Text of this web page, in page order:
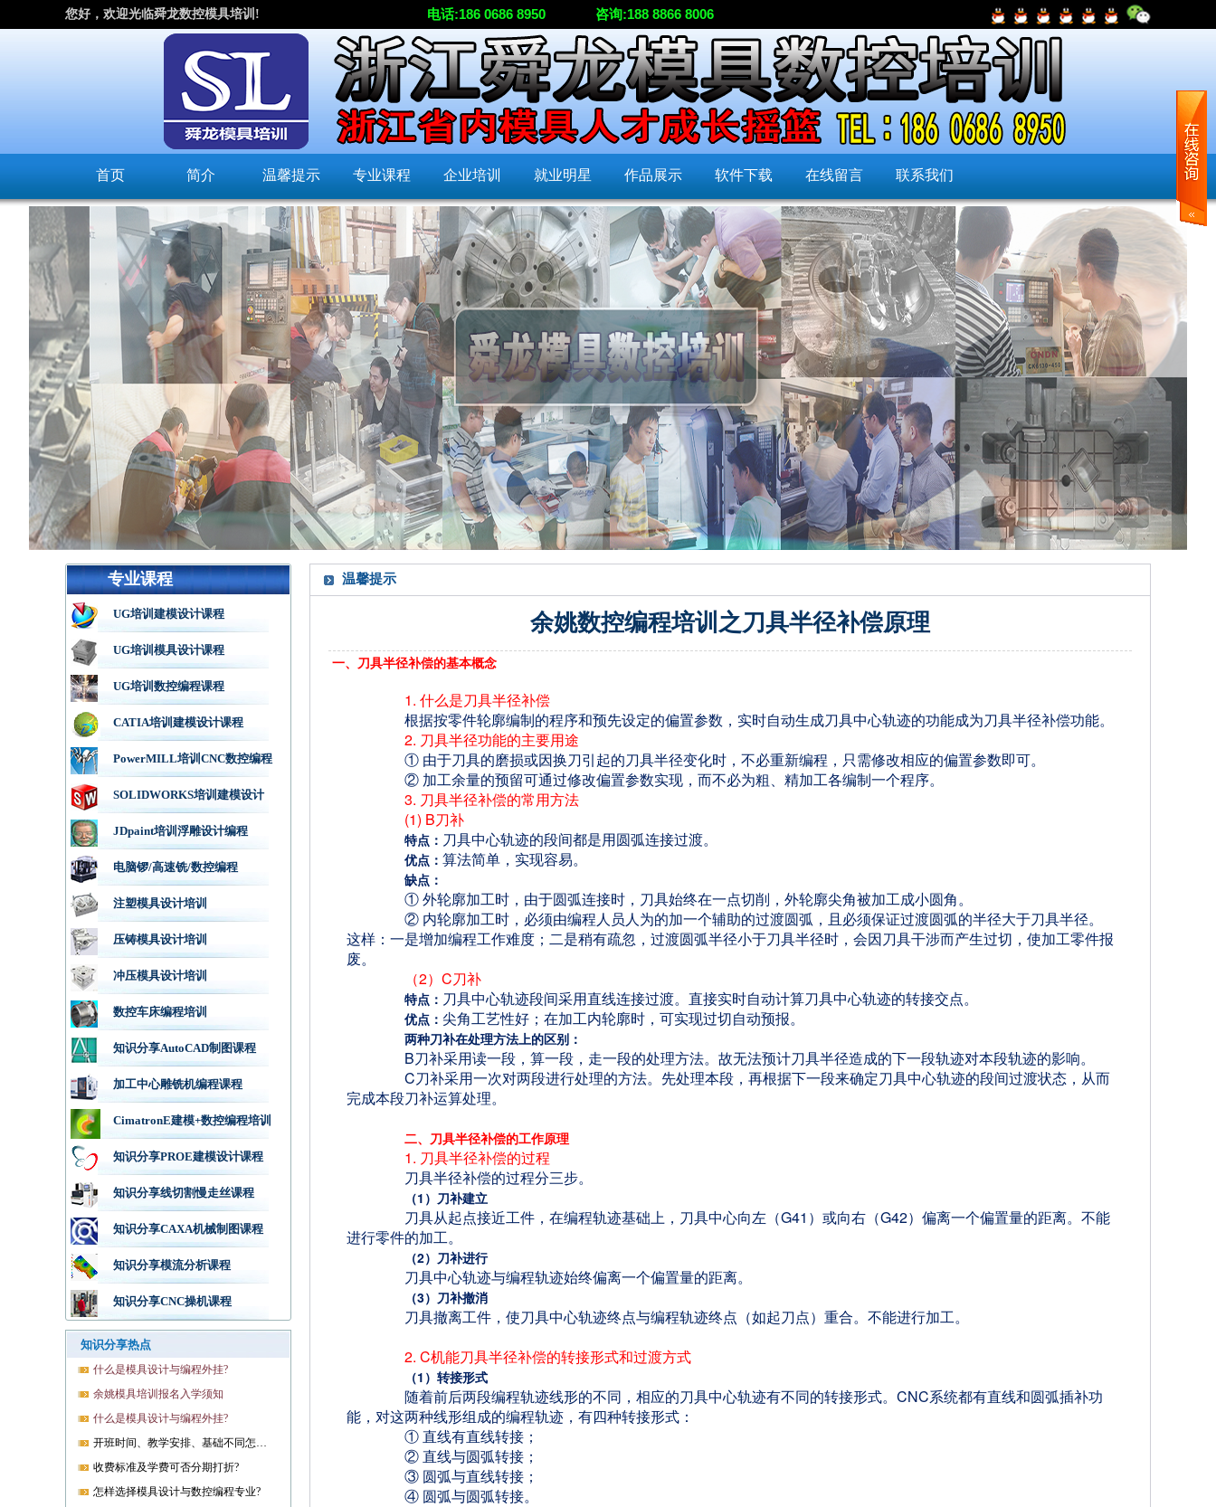
您好，欢迎光临舜龙数控模具培训! 电话:186 0686 8950 咨询:188 8866 8006
首页 简介 温馨提示 专业课程 企业培训 就业明星 作品展示 软件下载 在线留言 联系我们
专业课程
UG培训建模设计课程
UG培训模具设计课程
UG培训数控编程课程
CATIA培训建模设计课程
PowerMILL培训CNC数控编程
SOLIDWORKS培训建模设计
JDpaint培训浮雕设计编程
电脑锣/高速铣/数控编程
注塑模具设计培训
压铸模具设计培训
冲压模具设计培训
数控车床编程培训
知识分享AutoCAD制图课程
加工中心雕铣机编程课程
CimatronE建模+数控编程培训
知识分享PROE建模设计课程
知识分享线切割慢走丝课程
知识分享CAXA机械制图课程
知识分享模流分析课程
知识分享CNC操机课程
知识分享热点
什么是模具设计与编程外挂?
余姚模具培训报名入学须知
什么是模具设计与编程外挂?
开班时间、教学安排、基础不同怎样开课?
收费标准及学费可否分期打折?
怎样选择模具设计与数控编程专业?
温馨提示
余姚数控编程培训之刀具半径补偿原理
一、刀具半径补偿的基本概念
1. 什么是刀具半径补偿
根据按零件轮廓编制的程序和预先设定的偏置参数，实时自动生成刀具中心轨迹的功能成为刀具半径补偿功能。
2. 刀具半径功能的主要用途
① 由于刀具的磨损或因换刀引起的刀具半径变化时，不必重新编程，只需修改相应的偏置参数即可。
② 加工余量的预留可通过修改偏置参数实现，而不必为粗、精加工各编制一个程序。
3. 刀具半径补偿的常用方法
(1) B刀补
特点： 刀具中心轨迹的段间都是用圆弧连接过渡。
优点： 算法简单，实现容易。
缺点：
① 外轮廓加工时，由于圆弧连接时，刀具始终在一点切削，外轮廓尖角被加工成小圆角。
② 内轮廓加工时，必须由编程人员人为的加一个辅助的过渡圆弧，且必须保证过渡圆弧的半径大于刀具半径。
这样：一是增加编程工作难度；二是稍有疏忽，过渡圆弧半径小于刀具半径时，会因刀具干涉而产生过切，使加工零件报
废。
（2）C刀补
特点： 刀具中心轨迹段间采用直线连接过渡。直接实时自动计算刀具中心轨迹的转接交点。
优点： 尖角工艺性好；在加工内轮廓时，可实现过切自动预报。
两种刀补在处理方法上的区别：
B刀补采用读一段，算一段，走一段的处理方法。故无法预计刀具半径造成的下一段轨迹对本段轨迹的影响。
C刀补采用一次对两段进行处理的方法。先处理本段，再根据下一段来确定刀具中心轨迹的段间过渡状态，从而
完成本段刀补运算处理。
二、刀具半径补偿的工作原理
1. 刀具半径补偿的过程
刀具半径补偿的过程分三步。
（1）刀补建立
刀具从起点接近工件，在编程轨迹基础上，刀具中心向左（G41）或向右（G42）偏离一个偏置量的距离。不能
进行零件的加工。
（2） 刀补进行
刀具中心轨迹与编程轨迹始终偏离一个偏置量的距离。
（3） 刀补撤消
刀具撤离工件，使刀具中心轨迹终点与编程轨迹终点（如起刀点）重合。不能进行加工。
2. C机能刀具半径补偿的转接形式和过渡方式
（1）转接形式
随着前后两段编程轨迹线形的不同，相应的刀具中心轨迹有不同的转接形式。CNC系统都有直线和圆弧插补功
能，对这两种线形组成的编程轨迹，有四种转接形式：
① 直线有直线转接；
② 直线与圆弧转接；
③ 圆弧与直线转接；
④ 圆弧与圆弧转接。